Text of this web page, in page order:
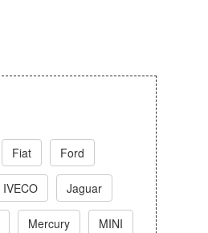
Fiat Ford
IVECO Jaguar
Mercury MINI